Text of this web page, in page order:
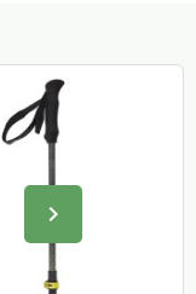
Volgende
keyboard_arrow_right